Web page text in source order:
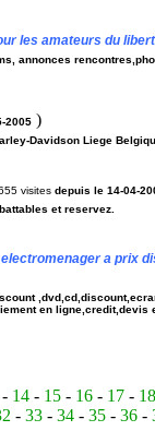
les amateurs du
annonces
2005 )
Davidson Liege
visites depuis le 14-04-
et reservez.
a prix
en
- 14 - 15 - 16 - 17 -
-33 -34 -35 -36 -